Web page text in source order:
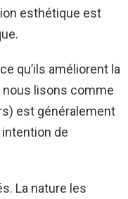
esthétique est
qu’ils améliorent la
nous lisons comme
est généralement
de
La nature les